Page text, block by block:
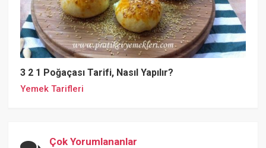
3 2 1 Poğaçası Tarifi, Nasıl Yapılır?
Yemek Tarifleri
Çok Yorumlananlar